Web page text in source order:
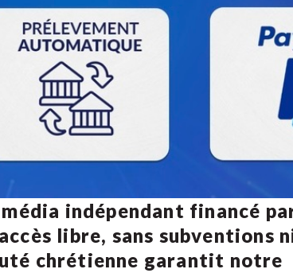
indépendant financé
libre, sans subventions
chrétienne garantit notre